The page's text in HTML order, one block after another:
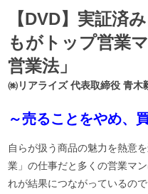
【DVD】実証済
もがトップ営業
営業法」
㈱リアライズ 代表取締役 青木
～売ることをやめ、
自らが扱う商品の魅力を熱意
業」の仕事だと多くの営業マ
れが結果につながっているの